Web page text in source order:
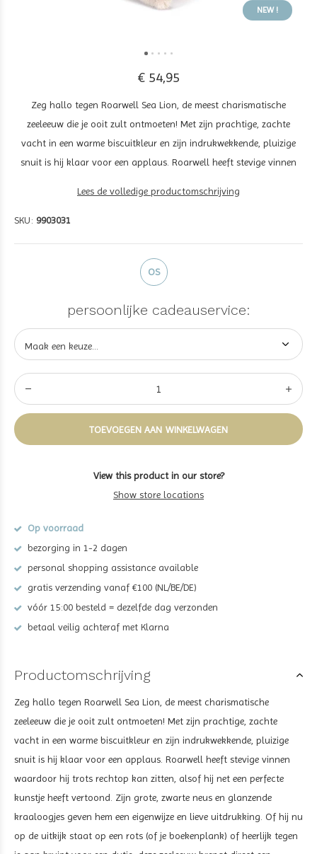
NEW !
€ 54,95
Zeg hallo tegen Roarwell Sea Lion, de meest charismatische
zeeleeuw die je ooit zult ontmoeten! Met zijn prachtige, zachte
vacht in een warme biscuitkleur en zijn indrukwekkende, pluizige
snuit is hij klaar voor een applaus. Roarwell heeft stevige vinnen
Lees de volledige productomschrijving
SKU: 9903031
OS
persoonlijke cadeauservice:
TOEVOEGEN AAN WINKELWAGEN
View this product in our store?
Show store locations
Op voorraad
bezorging in 1-2 dagen
personal shopping assistance available
gratis verzending vanaf €100 (NL/BE/DE)
vóór 15:00 besteld = dezelfde dag verzonden
betaal veilig achteraf met Klarna
Productomschrijving
Zeg hallo tegen Roarwell Sea Lion, de meest charismatische
zeeleeuw die je ooit zult ontmoeten! Met zijn prachtige, zachte
vacht in een warme biscuitkleur en zijn indrukwekkende, pluizige
snuit is hij klaar voor een applaus. Roarwell heeft stevige vinnen
waardoor hij trots rechtop kan zitten, alsof hij net een perfecte
kunstje heeft vertoond. Zijn grote, zwarte neus en glanzende
kraaloogjes geven hem een eigenwijze en lieve uitdrukking. Of hij nu
op de uitkijk staat op een rots (of je boekenplank) of heerlijk tegen